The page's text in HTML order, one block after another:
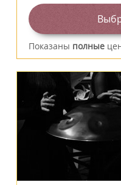
Показаны полные